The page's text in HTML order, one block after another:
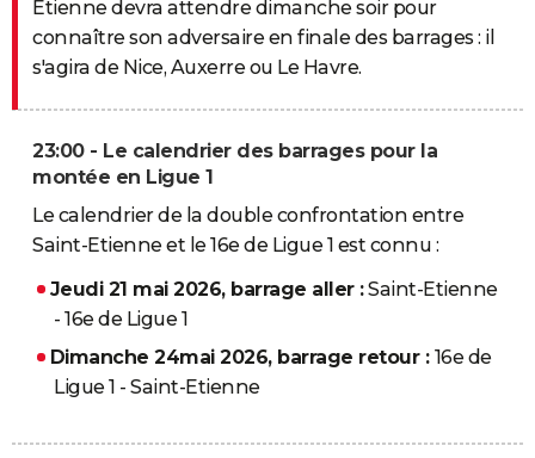
Etienne devra attendre dimanche soir pour
connaître son adversaire en finale des barrages : il
s'agira de Nice, Auxerre ou Le Havre.
23:00 - Le calendrier des barrages pour la
montée en Ligue 1
Le calendrier de la double confrontation entre
Saint-Etienne et le 16e de Ligue 1 est connu :
Jeudi 21 mai 2026, barrage aller :Saint-Etienne
- 16e de Ligue 1
Dimanche 24mai 2026, barrage retour : 16e de
Ligue 1 - Saint-Etienne